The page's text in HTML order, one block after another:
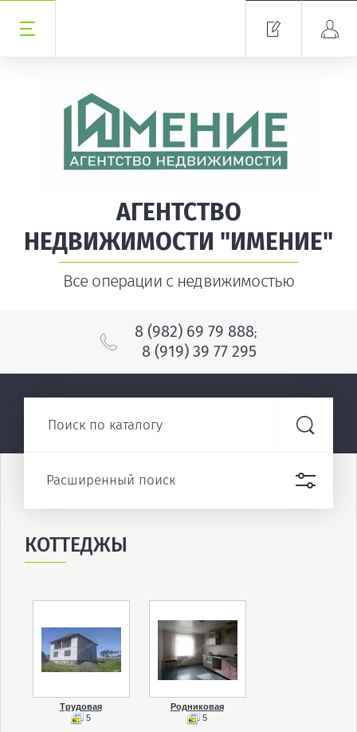
8 (982) 69 79 888;
8 (919) 39 77 295
Все операции с недвижимостью
АГЕНТСТВО
НЕДВИЖИМОСТИ "ИМЕНИЕ"
Расширенный поиск
КОТТЕДЖЫ
Трудовая
5
Родниковая
5